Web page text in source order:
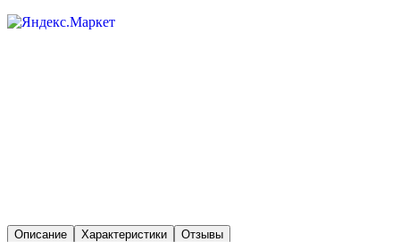
Описание Характеристики Отзывы